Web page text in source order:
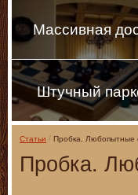
Массивная
Штучный
Статьи Пробка. Любопытные
Пробка.